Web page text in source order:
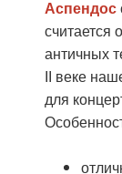
Аспендос
считается
античных
веке
для